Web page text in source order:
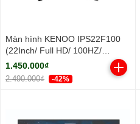
Màn hình KENOO IPS22F100
(22Inch/ Full HD/ 100HZ/
250cd/m2/ IPS)
1.450.000₫
2.490.000₫ -42%